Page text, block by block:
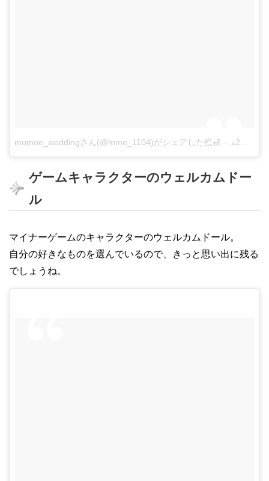
momoe_weddingさん(@mme_1104)がシェアした投稿 – 12月 16, 2017 at 5:20午前 PST
ゲームキャラクターのウェルカムドー
ル
マイナーゲームのキャラクターのウェルカムドール。
自分の好きなものを選んでいるので、きっと思い出に残る
でしょうね。